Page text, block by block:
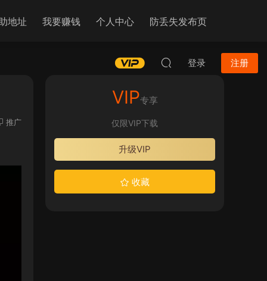
地址 我要赚钱 个人中心 防丢失发布页
登录 注册
推广
VIP专享
仅限VIP下载
升级VIP
收藏